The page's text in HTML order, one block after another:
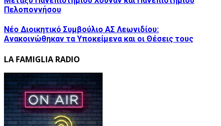
Πελοποννήσου
Νέο Διοικητικό Συμβούλιο ΑΣ Λεωνιδίου:
Ανακοινώθηκαν τα Υποκείμενα και οι Θέσεις τους
LA FAMIGLIA RADIO